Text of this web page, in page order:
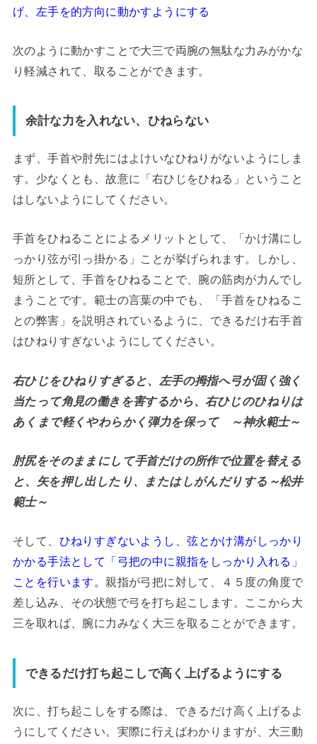
げ、左手を的方向に動かすようにする
次のように動かすことで大三で両腕の無駄な力みがかな
り軽減されて、取ることができます。
余計な力を入れない、ひねらない
まず、手首や肘先にはよけいなひねりがないようにしま
す。少なくとも、故意に「右ひじをひねる」ということ
はしないようにしてください。
手首をひねることによるメリットとして、「かけ溝にし
っかり弦が引っ掛かる」ことが挙げられます。しかし、
短所として、手首をひねることで、腕の筋肉が力んでし
まうことです。範士の言葉の中でも、「手首をひねるこ
との弊害」を説明されているように、できるだけ右手首
はひねりすぎないようにしてください。
右ひじをひねりすぎると、左手の拇指へ弓が固く強く
当たって角見の働きを害するから、右ひじのひねりは
あくまで軽くやわらかく弾力を保って ～神永範士～
肘尻をそのままにして手首だけの所作で位置を替える
と、矢を押し出したり、またはしがんだりする～松井
範士～
そして、 ひねりすぎないようし、弦とかけ溝がしっかり
かかる手法として「弓把の中に親指をしっかり入れる」
ことを行います。 親指が弓把に対して、４５度の角度で
差し込み、その状態で弓を打ち起こします。ここから大
三を取れば、腕に力みなく大三を取ることができます。
できるだけ打ち起こしで高く上げるようにする
次に、打ち起こしをする際は、できるだけ高く上げるよ
うにしてください。実際に行えばわかりますが、大三動